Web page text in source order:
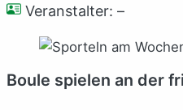
Veranstalter: –
Boule spielen an der